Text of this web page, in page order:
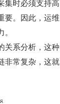
集时必须支持高
要。因此，运维
关系分析，这种
非常复杂，这就